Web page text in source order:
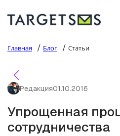
Главная / Блог / Статьи
Редакция01.10.2016
Упрощенная
сотрудничества